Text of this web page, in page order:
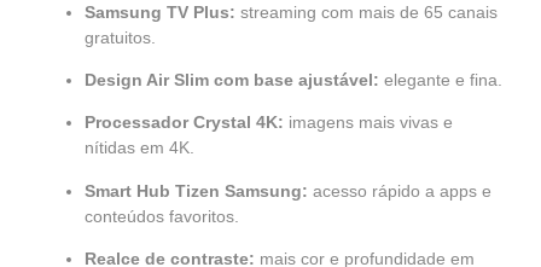
Samsung TV Plus: streaming com mais de 65 canais
gratuitos.
Design Air Slim com base ajustável: elegante e fina.
Processador Crystal 4K: imagens mais vivas e
nítidas em 4K.
Smart Hub Tizen Samsung: acesso rápido a apps e
conteúdos favoritos.
Realce de contraste: mais cor e profundidade em